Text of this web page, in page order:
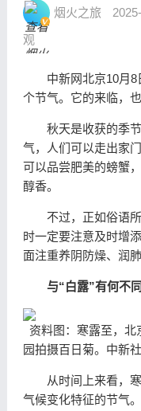
烟火之旅
观
中新网北京10月8
个节气。它的来临，
秋天是收获的季节
气，人们可以走出家
可以品尝肥美的螃蟹
醇香。
不过，正如俗语所
时一定要注意及时增
面注重养阴防燥、润肺
与“白露”有何不同
资料图：寒露至，北
园拍摄百日菊。中新
从时间上来看，寒
气候变化特征的节气